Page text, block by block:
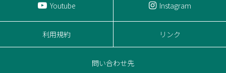
Youtube Instagram
利用規約 リンク
問い合わせ先